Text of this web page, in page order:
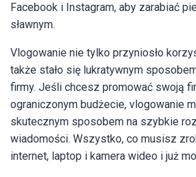
Facebook i Instagram, aby zarabiać
sławnym.
Vlogowanie nie tylko przyniosło
także stało się lukratywnym
firmy. Jeśli chcesz promować swoją
ograniczonym budżecie, vlogowanie
skutecznym sposobem na szybkie
wiadomości. Wszystko, co musisz
internet, laptop i kamera wideo i już